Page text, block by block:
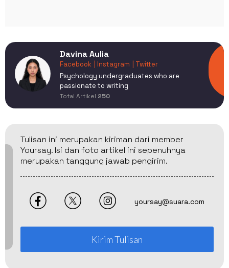
Davina Aulia
Facebook | Instagram
| Twitter
Psychology undergraduates who are
passionate to writing
Total Artikel 250
Tulisan ini merupakan kiriman dari member
Yoursay. Isi dan foto artikel ini sepenuhnya
merupakan tanggung jawab pengirim.
yoursay@suara.com
Kirim Tulisan